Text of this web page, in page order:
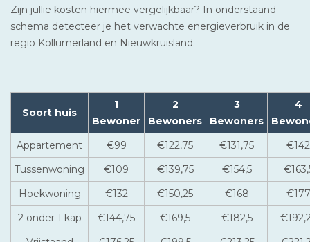
Zijn jullie kosten hiermee vergelijkbaar? In onderstaand
schema detecteer je het verwachte energieverbruik in de
regio Kollumerland en Nieuwkruisland.
Soort huis
1
Bewoner
2
Bewoners
3
Bewoners
4
Appartement
€99 €122,75 €131,75
€142
Tussenwoning
€109 €139,75 €154,5
Hoekwoning
€132 €150,25 €168
€177
2 onder 1 kap
€144,75 €169,5 €182,5